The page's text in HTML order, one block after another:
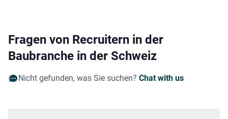
Fragen von Recruitern in der
Baubranche in der Schweiz
Nicht gefunden, was Sie suchen? Chat with us